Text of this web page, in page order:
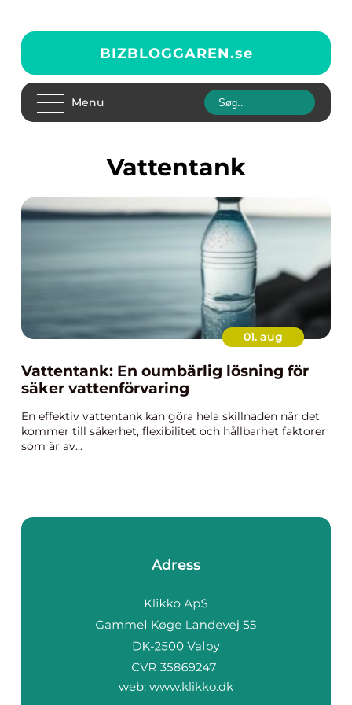
BIZBLOGGAREN.se
Menu
Vattentank
01. aug
Vattentank: En oumbärlig lösning för
säker vattenförvaring
En effektiv vattentank kan göra hela skillnaden när det
kommer till säkerhet, flexibilitet och hållbarhet faktorer
som är av...
Adress
web: www.klikko.dk